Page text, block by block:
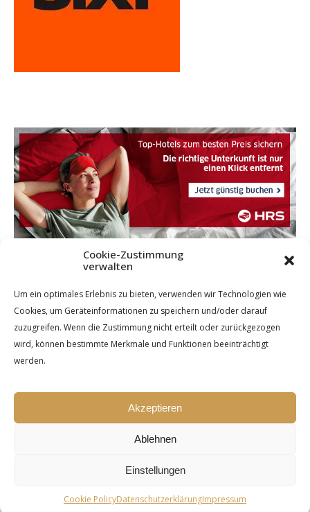
Cookie-Zustimmung
verwalten
Um ein optimales Erlebnis zu bieten, verwenden wir Technologien wie
Cookies, um Geräteinformationen zu speichern und/oder darauf
zuzugreifen. Wenn die Zustimmung nicht erteilt oder zurückgezogen
wird, können bestimmte Merkmale und Funktionen beeinträchtigt
werden.
Akzeptieren
Ablehnen
Einstellungen
Cookie PolicyDatenschutzerklärungImpressum
Ashe Theme by Royal-Flush - 2026 ©